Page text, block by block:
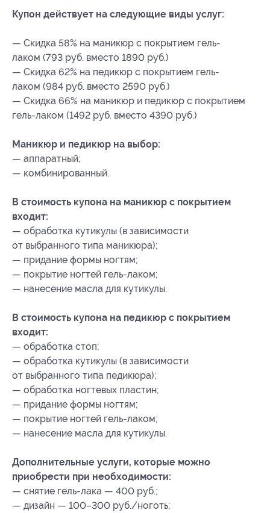
Купон действует на следующие виды услуг:
— Скидка 58% на маникюр с покрытием гель-
лаком (793 руб. вместо 1890 руб.)
— Скидка 62% на педикюр с покрытием гель-
лаком (984 руб. вместо 2590 руб.)
— Скидка 66% на маникюр и педикюр с покрытием
гель-лаком (1492 руб. вместо 4390 руб.)
Маникюр и педикюр на выбор:
— аппаратный;
— комбинированный.
В стоимость купона на маникюр с покрытием
входит:
— обработка кутикулы (в зависимости
от выбранного типа маникюра);
— придание формы ногтям;
— покрытие ногтей гель-лаком;
— нанесение масла для кутикулы.
В стоимость купона на педикюр с покрытием
входит:
— обработка стоп;
— обработка кутикулы (в зависимости
от выбранного типа педикюра);
— обработка ногтевых пластин;
— придание формы ногтям;
— покрытие ногтей гель-лаком;
— нанесение масла для кутикулы.
Дополнительные услуги, которые можно
приобрести при необходимости:
— снятие гель-лака — 400 руб.;
— дизайн — 100–300 руб./ноготь;